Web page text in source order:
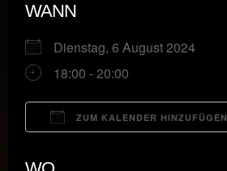
WANN
Dienstag, 6 August 2024
18:00 - 20:00
ZUM KALENDER HINZUFÜGEN